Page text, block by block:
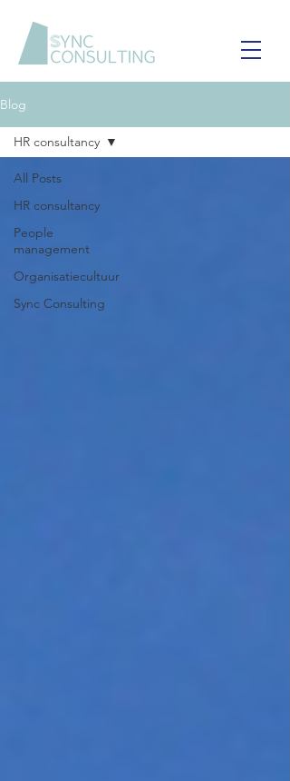
Blog
All Posts
HR consultancy
People
management
Organisatiecultuur
Sync Consulting
HR consultancy